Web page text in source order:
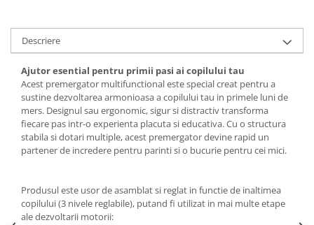
Descriere
Ajutor esential pentru primii pasi ai copilului tau
Acest premergator multifunctional este special creat pentru a
sustine dezvoltarea armonioasa a copilului tau in primele luni de
mers. Designul sau ergonomic, sigur si distractiv transforma
fiecare pas intr-o experienta placuta si educativa. Cu o structura
stabila si dotari multiple, acest premergator devine rapid un
partener de incredere pentru parinti si o bucurie pentru cei mici.
Produsul este usor de asamblat si reglat in functie de inaltimea
copilului (3 nivele reglabile), putand fi utilizat in mai multe etape
ale dezvoltarii motorii: